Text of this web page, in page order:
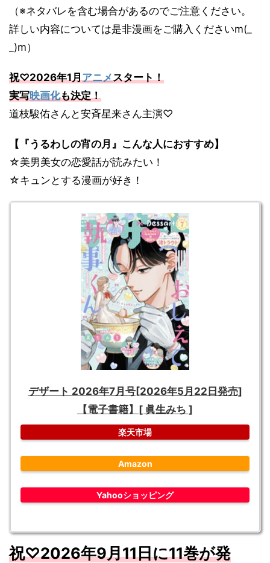
（※ネタバレを含む場合があるのでご注意ください。
詳しい内容については是非漫画をご購入くださいm(_
_)m）
祝♡2026年1月アニメスタート！
実写映画化も決定！
道枝駿佑さんと安斉星来さん主演♡
【『うるわしの宵の月』こんな人におすすめ】
☆美男美女の恋愛話が読みたい！
☆キュンとする漫画が好き！
デザート 2026年7月号[2026年5月22日発売]
【電子書籍】[ 眞生みち ]
楽天市場
Amazon
Yahooショッピング
祝♡2026年9月11日に11巻が発